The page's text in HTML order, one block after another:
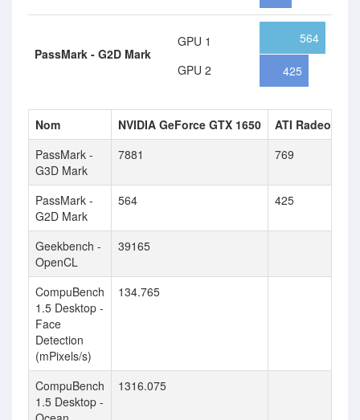
PassMark - G2D Mark
GPU 1
GPU 2
564
425
Nom NVIDIA GeForce GTX 1650
ATI Radeon
PassMark -
G3D Mark
7881 769
PassMark -
G2D Mark
564 425
Geekbench -
OpenCL
39165
CompuBench
1.5 Desktop -
Face
Detection
(mPixels/s)
134.765
CompuBench
1.5 Desktop -
1316.075